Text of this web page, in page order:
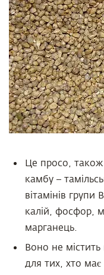
Це просо, також
камбу –
вітамінів групи
калій, фосфор,
марганець.
Воно не містить
для тих, хто